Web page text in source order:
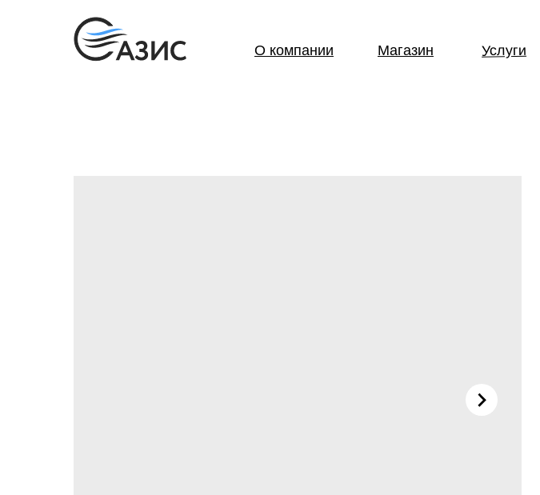
Услуги
О компании Магазин